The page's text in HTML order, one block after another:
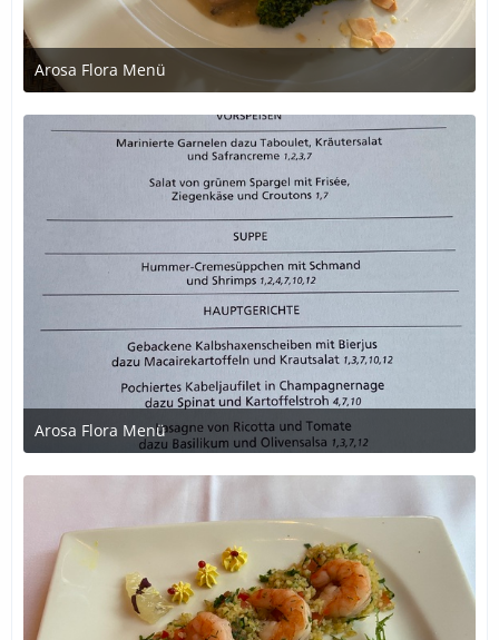
Arosa Flora Menü
1. Juli 2020 um 21:24
Arosa Flora Menü
1. Juli 2020 um 21:22